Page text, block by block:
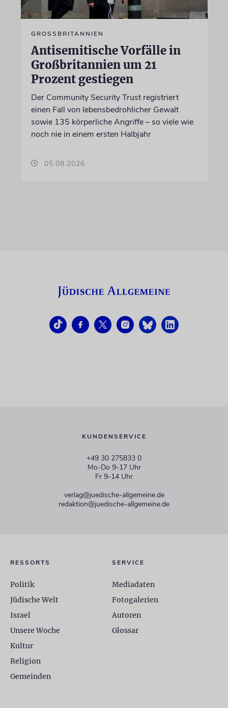
GROSSBRITANNIEN
Antisemitische Vorfälle in
Großbritannien um 21
Prozent gestiegen
Der Community Security Trust registriert
einen Fall von lebensbedrohlicher Gewalt
sowie 135 körperliche Angriffe – so viele wie
noch nie in einem ersten Halbjahr
05.08.2026
KUNDENSERVICE
+49 30 275833 0
Mo-Do 9-17 Uhr
Fr 9-14 Uhr
verlag@juedische-allgemeine.de
redaktion@juedische-allgemeine.de
RESSORTS
Politik
Jüdische Welt
Israel
Unsere Woche
Kultur
Religion
Gemeinden
SERVICE
Mediadaten
Fotogalerien
Autoren
Glossar